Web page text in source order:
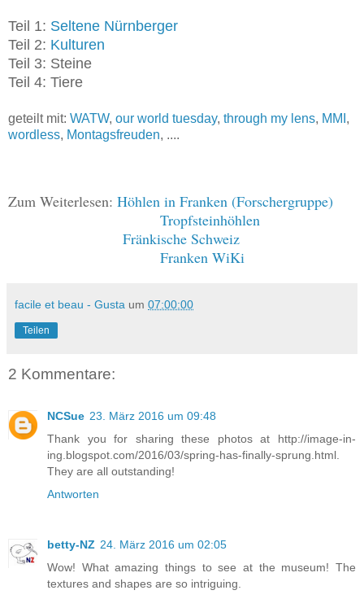
Teil 1: Seltene Nürnberger
Teil 2: Kulturen
Teil 3: Steine
Teil 4: Tiere
geteilt mit: WATW, our world tuesday, through my lens, MMI ,
wordless, Montagsfreuden, ....
Zum Weiterlesen: Höhlen in Franken (Forschergruppe)
Tropfsteinhöhlen
Fränkische Schweiz
Franken WiKi
facile et beau - Gusta um 07:00:00
Teilen
2 Kommentare:
NCSue 23. März 2016 um 09:48
Thank you for sharing these photos at http://image-in-
ing.blogspot.com/2016/03/spring-has-finally-sprung.html.
They are all outstanding!
Antworten
betty-NZ 24. März 2016 um 02:05
Wow! What amazing things to see at the museum! The
textures and shapes are so intriguing.